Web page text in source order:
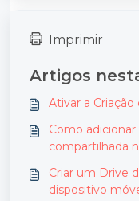
Imprimir
Artigos
Ativar a
Como
compartilhada
Criar um Drive
dispositivo